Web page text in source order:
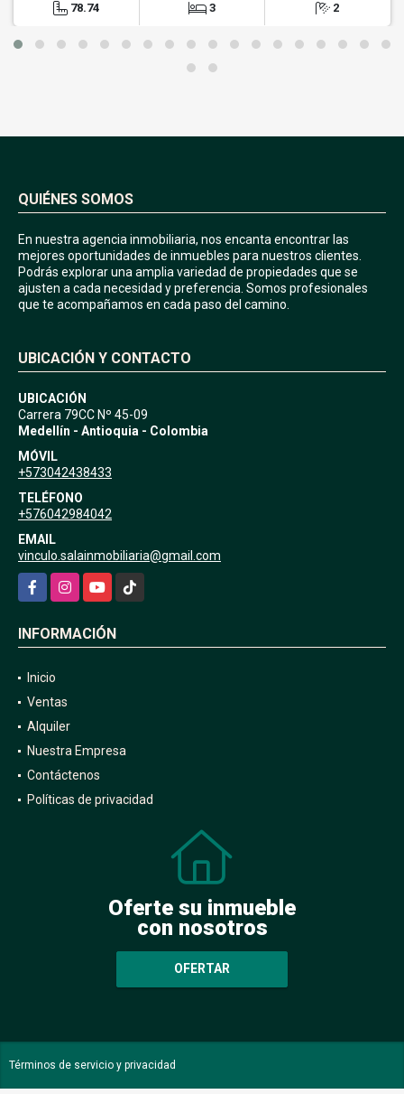
78.74 3 2
QUIÉNES SOMOS
En nuestra agencia inmobiliaria, nos encanta encontrar las
mejores oportunidades de inmuebles para nuestros clientes.
Podrás explorar una amplia variedad de propiedades que se
ajusten a cada necesidad y preferencia. Somos profesionales
que te acompañamos en cada paso del camino.
UBICACIÓN
Carrera 79CC Nº 45-09
Medellín - Antioquia - Colombia
MÓVIL
+573042438433
TELÉFONO
+576042984042
EMAIL
vinculo.salainmobiliaria@gmail.com
FacebookInstagramYouTube
TikTok
Inicio
Ventas
Alquiler
Nuestra Empresa
Contáctenos
Oferte su inmueble
con nosotros
OFERTAR
Términos de servicio y privacidad